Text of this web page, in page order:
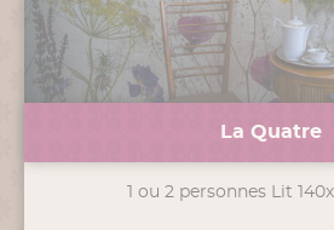
La Quatre
1 ou 2 personnes Lit